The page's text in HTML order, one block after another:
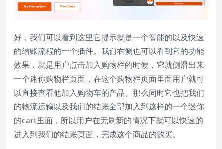
好，我们可以看到这里它提示就是一个智能的以及快速
的结账流程的一个插件。我们右侧也可以看到它的功能
效果，就是用户点击加入购物栏的时候，它就侧滑出来
一个迷你购物栏页面，在这个购物栏页面里面用户就可
以直接查看他加入购物车的产品。那么同时它也把我们
的物流运输以及我们的结账全部加入到这样的一个迷你
的cart里面，所以用户在无刷新的情况下就可以快速的
进入到我们的结账页面，完成这个商品的购买。